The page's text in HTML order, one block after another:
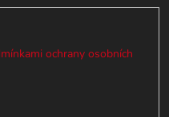
ochrany osobních